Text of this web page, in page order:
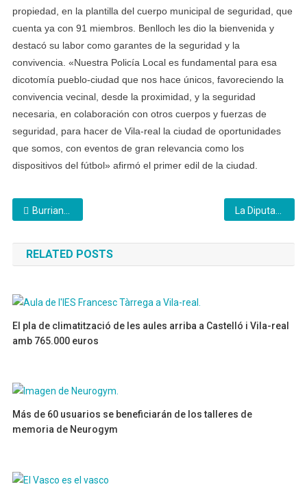
propiedad, en la plantilla del cuerpo municipal de seguridad, que
cuenta ya con 91 miembros. Benlloch les dio la bienvenida y
destacó su labor como garantes de la seguridad y la
convivencia. «Nuestra Policía Local es fundamental para esa
dicotomía pueblo-ciudad que nos hace únicos, favoreciendo la
convivencia vecinal, desde la proximidad, y la seguridad
necesaria, en colaboración con otros cuerpos y fuerzas de
seguridad, para hacer de Vila-real la ciudad de oportunidades
que somos, con eventos de gran relevancia como los
dispositivos del fútbol» afirmó el primer edil de la ciudad.
Navegación
de
entradas
Burriana homenajea a su joven piloto de Moto 2, Sergio García Dols
RELATED POSTS
El pla de climatització de les aules arriba a Castelló i Vila-real
amb 765.000 euros
Más de 60 usuarios se beneficiarán de los talleres de
memoria de Neurogym